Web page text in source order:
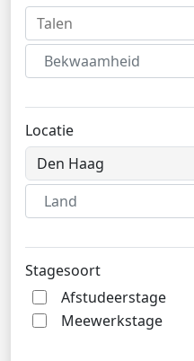
Bekwaamheid
Locatie
Land
Stagesoort
Afstudeerstage
Meewerkstage